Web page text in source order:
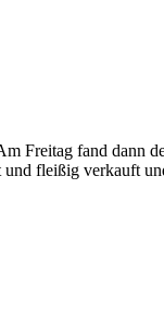
Freitag fand dann
fleißig verkauft